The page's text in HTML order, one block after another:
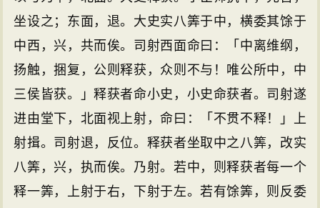
坐设之；东面，退。大史实八筭于中，横委其馀于
中西，兴，共而俟。司射西面命曰：「中离维纲，
扬触，捆复，公则释获，众则不与！唯公所中，中
三侯皆获。」释获者命小史，小史命获者。司射遂
进由堂下，北面视上射，命曰：「不贯不释！」上
射揖。司射退，反位。释获者坐取中之八筭，改实
八筭，兴，执而俟。乃射。若中，则释获者每一个
释一筭，上射于右，下射于左。若有馀筭，则反委